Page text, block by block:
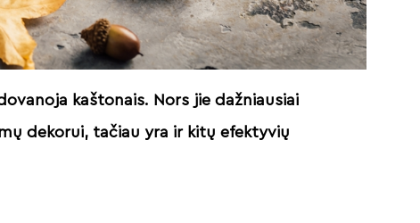
kaštonais. Nors jie dažniausiai
dekorui, tačiau yra ir kitų efektyvių